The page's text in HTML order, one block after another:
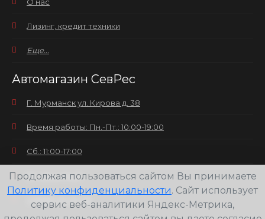
Лизинг, кредит техники
Еще...
Автомагазин СевРес
Г. Мурманск ул. Кирова д. 38
Время работы: Пн.-Пт.: 10:00-19:00
Сб.: 11:00-17:00
Вс.: выходной
+7(8152) 25-30-58
Продолжая пользоваться сайтом Вы принимаете
Политику конфиденциальности. Сайт использует
сервис веб-аналитики Яндекс-Метрика,